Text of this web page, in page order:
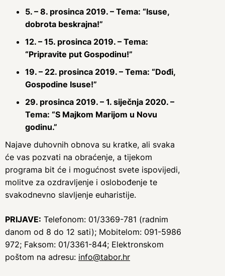
5. – 8. prosinca 2019. – Tema: “Isuse,
dobrota beskrajna!”
12. – 15. prosinca 2019. – Tema:
“Pripravite put Gospodinu!”
19. – 22. prosinca 2019. – Tema: “Dođi,
Gospodine Isuse!”
29. prosinca 2019. – 1. siječnja 2020. –
Tema: “S Majkom Marijom u Novu
godinu.”
Najave duhovnih obnova su kratke, ali svaka
će vas pozvati na obraćenje, a tijekom
programa bit će i mogućnost svete ispovijedi,
molitve za ozdravljenje i oslobođenje te
svakodnevno slavljenje euharistije.
PRIJAVE: Telefonom: 01/3369-781 (radnim
danom od 8 do 12 sati); Mobitelom: 091-5986
972; Faksom: 01/3361-844; Elektronskom
poštom na adresu: info@tabor.hr